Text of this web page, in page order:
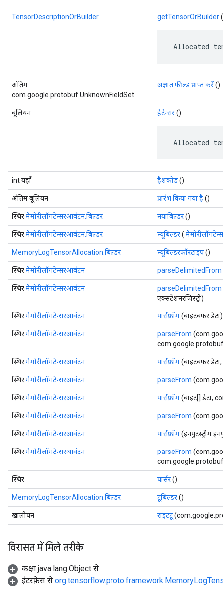
TensorDescriptionOrBuilder getTensorOrBuilder
Allocated
अंतिम
com.google.protobuf.UnknownFieldSet
अज्ञात फ़ील्ड प्राप्त करें()
बूलियन हैटेन्सर()
Allocated
int यहाँ हैशकोड()
अंतिम बूलियन प्रारंभ किया गया है()
स्थिरमेमोरीलॉगटेन्सरआवंटन.बिल्डर नयाबिल्डर()
स्थिरमेमोरीलॉगटेन्सरआवंटन.बिल्डर न्यूबिल्डर(
MemoryLogTensorAllocation.बिल्डर न्यूबिल्डरफॉरटाइप()
स्थिरमेमोरीलॉगटेन्सरआवंटन parseDelimitedFrom
स्थिरमेमोरीलॉगटेन्सरआवंटन parseDelimitedFrom
एक्सटेंशनरजिस्ट्री)
स्थिरमेमोरीलॉगटेन्सरआवंटन पार्सफ्रॉम(बाइटबफ़र डेटा)
स्थिरमेमोरीलॉगटेन्सरआवंटन parseFrom
स्थिरमेमोरीलॉगटेन्सरआवंटन पार्सफ्रॉम(बाइटबफ़र
स्थिरमेमोरीलॉगटेन्सरआवंटन parseFrom
स्थिरमेमोरीलॉगटेन्सरआवंटन पार्सफ्रॉम(बाइट[] डेटा,
स्थिरमेमोरीलॉगटेन्सरआवंटन parseFrom
स्थिरमेमोरीलॉगटेन्सरआवंटन पार्सफ्रॉम(इनपुटस्ट्रीम
स्थिरमेमोरीलॉगटेन्सरआवंटन parseFrom
स्थिर पार्सर()
MemoryLogTensorAllocation.बिल्डर टूबिल्डर()
खालीपन राइटटू
विरासत में मिले तरीके
कक्षा java.lang.Object से
इंटरफ़ेस से